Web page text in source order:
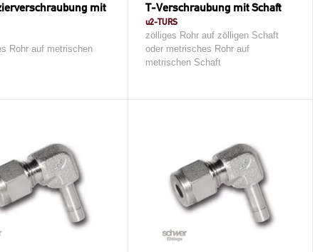
mit
Rohr auf metrischen
T-Verschraubung mit Schaft
u2-TURS
zölliges Rohr auf zölligen Schaft
oder metrisches Rohr auf
metrischen Schaft